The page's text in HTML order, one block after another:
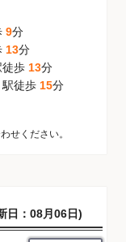
9分
13分
徒歩 13分
駅徒歩 15分
せください。
日：08月06日)